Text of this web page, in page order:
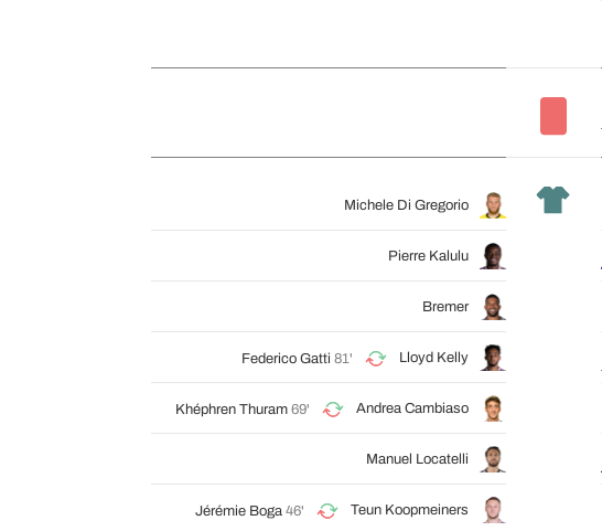
Michele Di Gregorio
Pierre Kalulu
Bremer
Federico Gatti 81' Lloyd Kelly
Khéphren Thuram 69' Andrea Cambiaso
Manuel Locatelli
Jérémie Boga 46' Teun Koopmeiners